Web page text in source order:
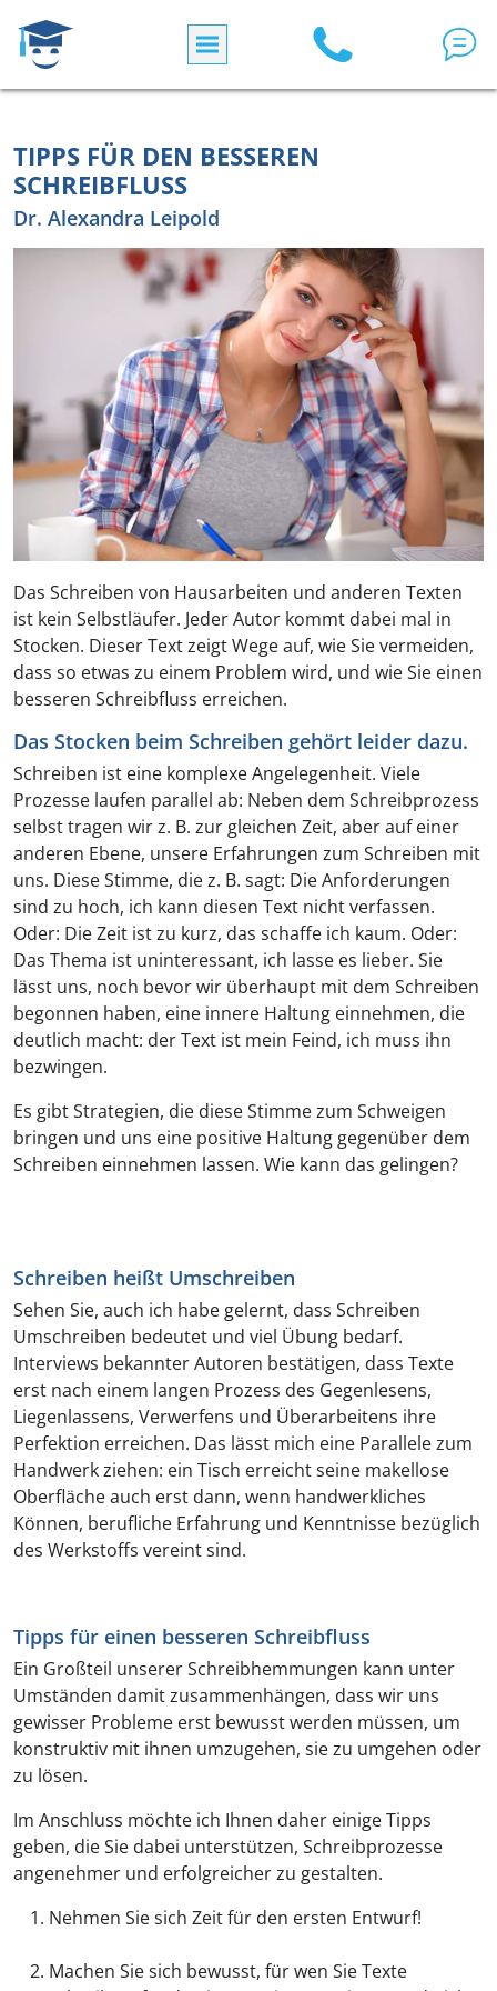
TIPPS FÜR DEN BESSEREN
SCHREIBFLUSS
Dr. Alexandra Leipold
Das Schreiben von Hausarbeiten und anderen Texten
ist kein Selbstläufer. Jeder Autor kommt dabei mal in
Stocken. Dieser Text zeigt Wege auf, wie Sie vermeiden,
dass so etwas zu einem Problem wird, und wie Sie einen
besseren Schreibfluss erreichen.
Das Stocken beim Schreiben gehört leider dazu.
Schreiben ist eine komplexe Angelegenheit. Viele
Prozesse laufen parallel ab: Neben dem Schreibprozess
selbst tragen wir z. B. zur gleichen Zeit, aber auf einer
anderen Ebene, unsere Erfahrungen zum Schreiben mit
uns. Diese Stimme, die z. B. sagt: Die Anforderungen
sind zu hoch, ich kann diesen Text nicht verfassen.
Oder: Die Zeit ist zu kurz, das schaffe ich kaum. Oder:
Das Thema ist uninteressant, ich lasse es lieber. Sie
lässt uns, noch bevor wir überhaupt mit dem Schreiben
begonnen haben, eine innere Haltung einnehmen, die
deutlich macht: der Text ist mein Feind, ich muss ihn
bezwingen.
Es gibt Strategien, die diese Stimme zum Schweigen
bringen und uns eine positive Haltung gegenüber dem
Schreiben einnehmen lassen. Wie kann das gelingen?
Schreiben heißt Umschreiben
Sehen Sie, auch ich habe gelernt, dass Schreiben
Umschreiben bedeutet und viel Übung bedarf.
Interviews bekannter Autoren bestätigen, dass Texte
erst nach einem langen Prozess des Gegenlesens,
Liegenlassens, Verwerfens und Überarbeitens ihre
Perfektion erreichen. Das lässt mich eine Parallele zum
Handwerk ziehen: ein Tisch erreicht seine makellose
Oberfläche auch erst dann, wenn handwerkliches
Können, berufliche Erfahrung und Kenntnisse bezüglich
des Werkstoffs vereint sind.
Tipps für einen besseren Schreibfluss
Ein Großteil unserer Schreibhemmungen kann unter
Umständen damit zusammenhängen, dass wir uns
gewisser Probleme erst bewusst werden müssen, um
konstruktiv mit ihnen umzugehen, sie zu umgehen oder
zu lösen.
Im Anschluss möchte ich Ihnen daher einige Tipps
geben, die Sie dabei unterstützen, Schreibprozesse
angenehmer und erfolgreicher zu gestalten.
Nehmen Sie sich Zeit für den ersten Entwurf!
Machen Sie sich bewusst, für wen Sie Texte